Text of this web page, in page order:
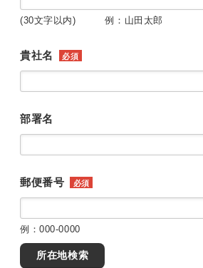
(30文字以内) 例：山田太郎
貴社名 必須
部署名
郵便番号 必須
例：000-0000
所在地検索